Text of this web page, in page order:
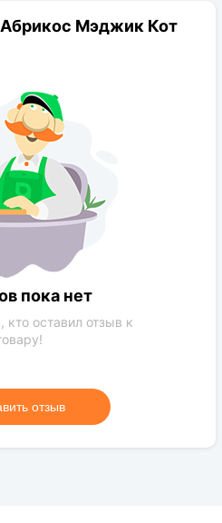
полутень;
редко подвергается
универсальное;
в холодильнике хранится
хорошие показатели, возможна
расстояния;
дренированная почва;
Абрикос
Мэджик Кот
пока нет
оставил отзыв к
отзыв